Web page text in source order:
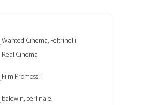
Wanted Cinema, Feltrinelli
Real Cinema
Film Promossi
baldwin,berlinale,